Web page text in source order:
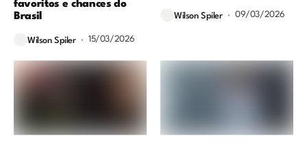
favoritos e chances do
Brasil
Wilson Spiler 15/03/2026
Wilson Spiler 09/03/2026